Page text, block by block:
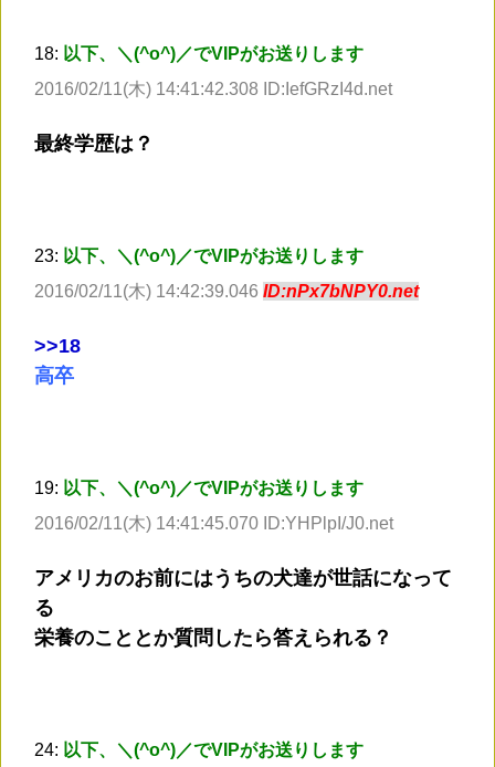
18: 以下、＼(^o^)／でVIPがお送りします
2016/02/11(木) 14:41:42.308 ID:IefGRzI4d.net
最終学歴は？
23: 以下、＼(^o^)／でVIPがお送りします
2016/02/11(木) 14:42:39.046 ID:nPx7bNPY0.net
>>18
高卒
19: 以下、＼(^o^)／でVIPがお送りします
2016/02/11(木) 14:41:45.070 ID:YHPlpI/J0.net
アメリカのお前にはうちの犬達が世話になって
る
栄養のこととか質問したら答えられる？
24: 以下、＼(^o^)／でVIPがお送りします